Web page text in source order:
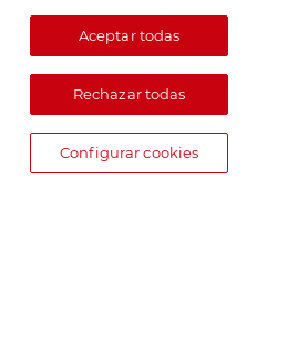
Aceptar todas
Rechazar todas
Configurar cookies